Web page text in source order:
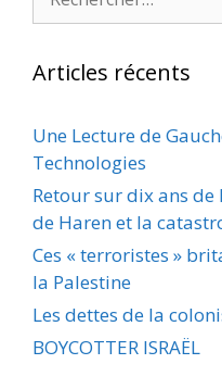
Articles récents
Une Lecture de
Technologies
Retour sur dix ans
de Haren et la
Ces « terroristes »
la Palestine
Les dettes de la
BOYCOTTER ISRAËL